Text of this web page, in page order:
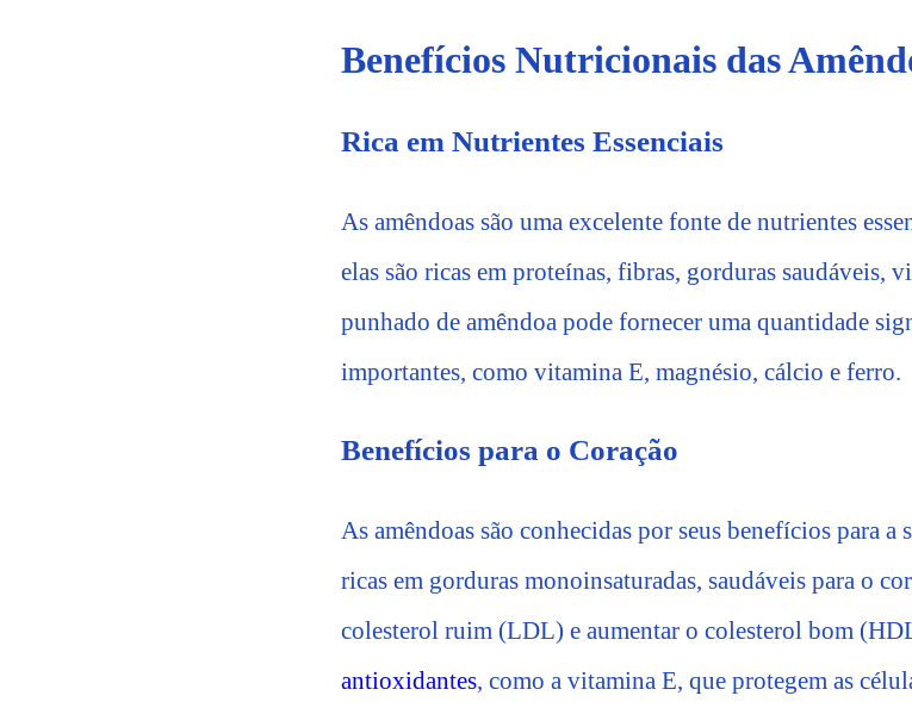
Benefícios Nutricionais das
Rica em Nutrientes Essenciais
As amêndoas são uma excelente fonte de nutrientes
elas são ricas em proteínas, fibras, gorduras saudáveis,
punhado de amêndoa pode fornecer uma quantidade
importantes, como vitamina E, magnésio, cálcio e ferro.
Benefícios para o Coração
As amêndoas são conhecidas por seus benefícios para a
ricas em gorduras monoinsaturadas, saudáveis para o
colesterol ruim (LDL) e aumentar o colesterol bom
antioxidantes, como a vitamina E, que protegem as